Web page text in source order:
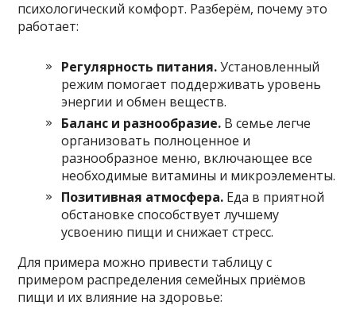
психологический комфорт. Разберём, почему это
работает:
Регулярность питания.Установленный
режим помогает поддерживать уровень
энергии и обмен веществ.
Баланс и разнообразие. В семье легче
организовать полноценное и
разнообразное меню, включающее все
необходимые витамины и микроэлементы.
Позитивная атмосфера. Еда в приятной
обстановке способствует лучшему
усвоению пищи и снижает стресс.
Для примера можно привести таблицу с
примером распределения семейных приёмов
пищи и их влияние на здоровье: